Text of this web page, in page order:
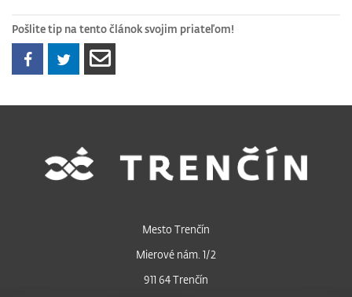
Pošlite tip na tento článok svojim priateľom!
Mesto Trenčín
Mierové nám. 1/2
911 64 Trenčín